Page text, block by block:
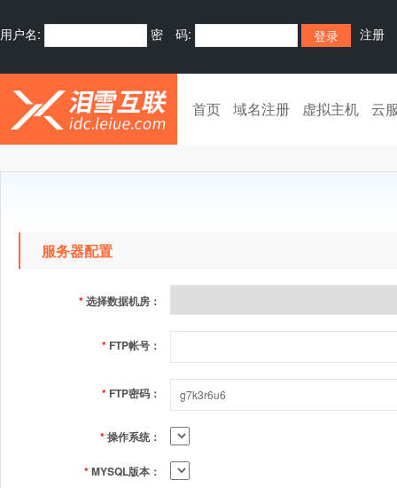
用户名: 密 码: 注册
首页 域名注册 虚拟主机 云
服务器配置
*选择数据机房：
* FTP帐号：
* FTP密码：
*操作系统：
*MYSQL版本：